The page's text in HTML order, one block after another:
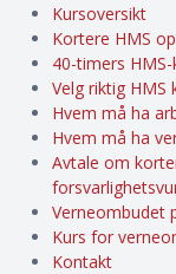
Kursoversikt
Kortere HMS
40-timers HMS-
Velg riktig HMS
Hvem må ha
Hvem må ha
Avtale om
Verneombudet
Kurs for
Kontakt